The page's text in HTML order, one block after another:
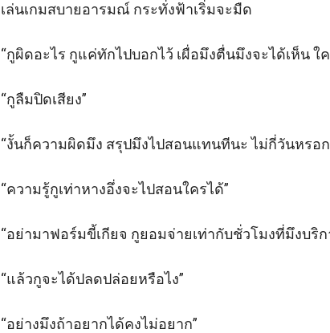
เล่นเกมสบายอารมณ์ กระทั่งฟ้าเริ่มจะมืด
“กูผิดอะไร กูแค่ทักไปบอกไว้ เผื่อมึงตื่นมึงจะได้เห็น ใ
“กูลืมปิดเสียง”
“งั้นก็ความผิดมึง สรุปมึงไปสอนแทนทีนะ ไม่กี่วันหรอ
“ความรู้กูเท่าหางอึ่งจะไปสอนใครได้”
“อย่ามาฟอร์มขี้เกียจ กูยอมจ่ายเท่ากับชั่วโมงที่มึงบริ
“แล้วกูจะได้ปลดปล่อยหรือไง”
“อย่างมึงถ้าอยากได้คงไม่อยาก”